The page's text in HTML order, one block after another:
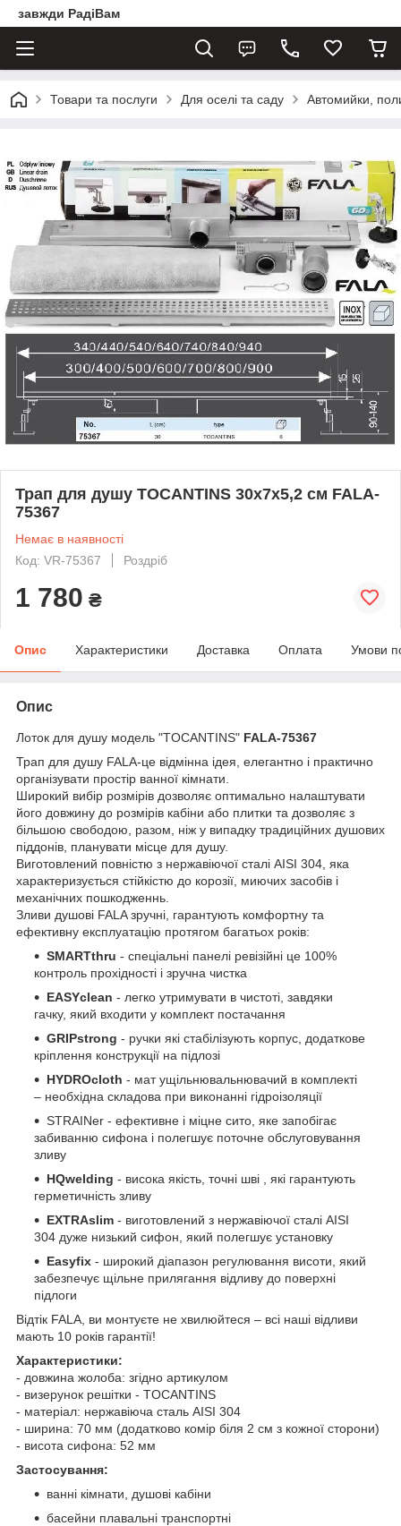
завжди РадіВам
Товари та послуги Для оселі та саду Автомийки,
Трап для душу TOCANTINS 30х7х5,2 см FALA-
75367
Немає в наявності
Код: VR-75367
Роздріб
1 780 ₴
Опис Характеристики Доставка Оплата Умови
Опис
Лоток для душу модель "TOCANTINS" FALA-75367
Трап для душу FALA-це відмінна ідея, елегантно і практично
організувати простір ванної кімнати.
Широкий вибір розмірів дозволяє оптимально налаштувати
його довжину до розмірів кабіни або плитки та дозволяє з
більшою свободою, разом, ніж у випадку традиційних душових
піддонів, планувати місце для душу.
Виготовлений повністю з нержавіючої сталі AISI 304, яка
характеризується стійкістю до корозії, миючих засобів і
механічних пошкодженнь.
Зливи душові FALA зручні, гарантують комфортну та
ефективну експлуатацію протягом багатьох років:
SMARTthru - спеціальні панелі ревізійні це 100%
контроль прохідності і зручна чистка
EASYclean - легко утримувати в чистоті, завдяки
гачку, який входити у комплект постачання
GRIPstrong - ручки які стабілізують корпус, додаткове
кріплення конструкції на підлозі
HYDROcloth - мат ущільнювальнювачий в комплекті
– необхідна складова при виконанні гідроізоляції
STRAINer - ефективне і міцне сито, яке запобігає
забиванню сифона і полегшує поточне обслуговування
зливу
HQwelding - висока якість, точні шві , які гарантують
герметичність зливу
EXTRAslim - виготовлений з нержавіючої сталі AISI
304 дуже низький сифон, який полегшує установку
Easyfіx - широкий діапазон регулювання висоти, який
забезпечує щільне прилягання відливу до поверхні
підлоги
Відтік FALA, ви монтуєте не хвилюйтеся – всі наші відливи
мають 10 років гарантії!
Характеристики:
- довжина жолоба: згідно артикулом
- визерунок решітки - TOCANTINS
- матеріал: нержавіюча сталь AISI 304
- ширина: 70 мм (додатково комір біля 2 см з кожної сторони)
- висота сифона: 52 мм
Застосування:
ванні кімнати, душові кабіни
басейни плавальні транспортні